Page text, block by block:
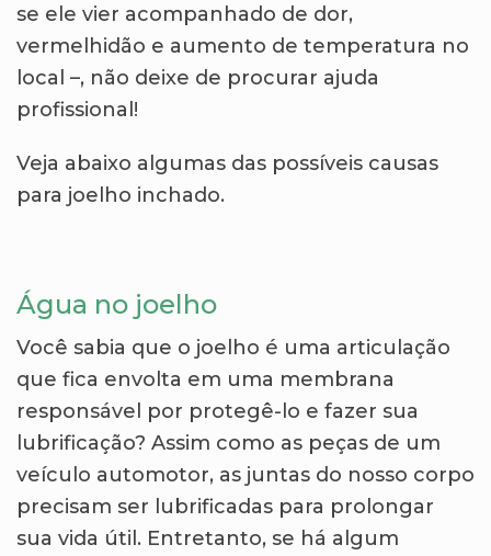
se ele vier acompanhado de dor,
vermelhidão e aumento de temperatura no
local –, não deixe de procurar ajuda
profissional!
Veja abaixo algumas das possíveis causas
para joelho inchado.
Água no joelho
Você sabia que o joelho é uma articulação
que fica envolta em uma membrana
responsável por protegê-lo e fazer sua
lubrificação? Assim como as peças de um
veículo automotor, as juntas do nosso corpo
precisam ser lubrificadas para prolongar
sua vida útil. Entretanto, se há algum